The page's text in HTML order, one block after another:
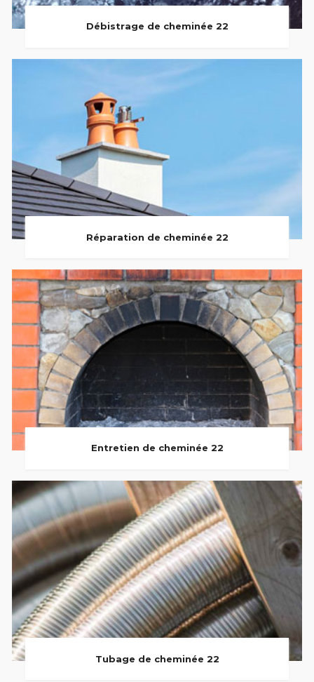
Débistrage de cheminée 22
Réparation de cheminée 22
Entretien de cheminée 22
Tubage de cheminée 22